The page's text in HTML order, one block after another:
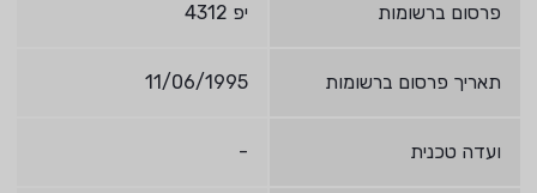
פרסום ברשומות יפ 4312
תאריך פרסום ברשומות 11/06/1995
ועדה טכנית -